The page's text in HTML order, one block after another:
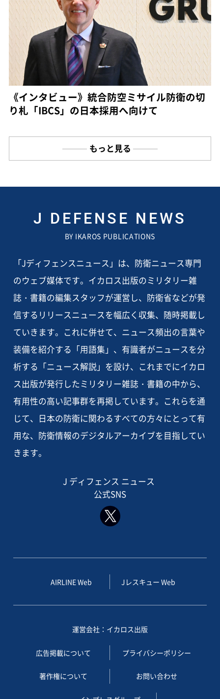
《インタビュー》統合防空ミサイル防衛の切
り札「IBCS」の日本採用へ向けて
もっと見る
J DEFENSE NEWS
BY IKAROS PUBLICATIONS
「Jディフェンスニュース」は、防衛ニュース専門
のウェブ媒体です。イカロス出版のミリタリー雑
誌・書籍の編集スタッフが運営し、防衛省などが発
信するリリースニュースを幅広く収集、随時掲載し
ていきます。これに併せて、ニュース頻出の言葉や
装備を紹介する「用語集」、有識者がニュースを分
析する「ニュース解説」を設け、これまでにイカロ
ス出版が発行したミリタリー雑誌・書籍の中から、
有用性の高い記事群を再掲しています。これらを通
じて、日本の防衛に関わるすべての方々にとって有
用な、防衛情報のデジタルアーカイブを目指してい
きます。
J ディフェンス ニュース
公式SNS
AIRLINE Web Jレスキュー Web
運営会社：イカロス出版
広告掲載について プライバシーポリシー
著作権について お問い合わせ